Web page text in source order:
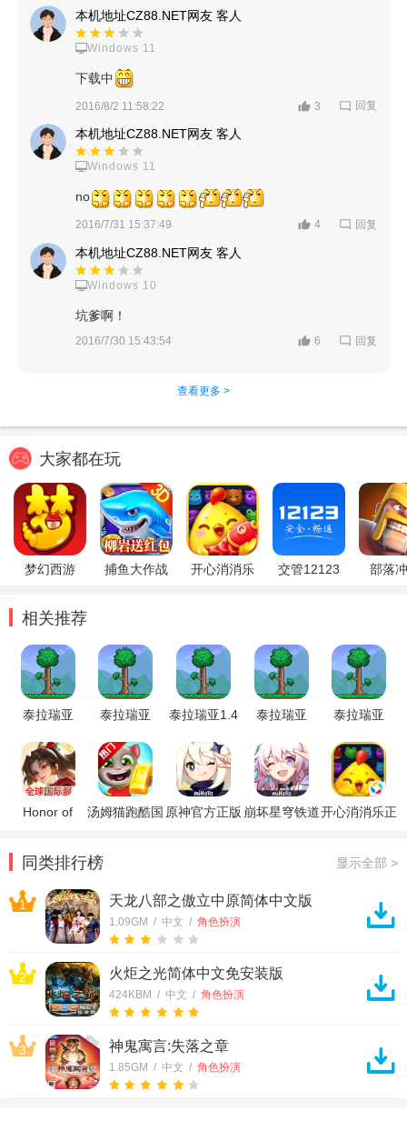
本机地址CZ88.NET网友 客人
Windows 11
下载中
2016/8/2 11:58:22 3 回复
本机地址CZ88.NET网友 客人
Windows 11
no
2016/7/31 15:37:49 4 回复
本机地址CZ88.NET网友 客人
Windows 10
坑爹啊！
2016/7/30 15:43:54 6 回复
查看更多 >
大家都在玩
梦幻西游 捕鱼大作战 开心消消乐 交管12123 部落
相关推荐
泰拉瑞亚
版(Terraria)
泰拉瑞亚
泰拉瑞亚1.4
(Terraria)
泰拉瑞亚
资源版
泰拉瑞亚
版
Honor of
汤姆猫跑酷国 原神官方正版 崩坏星穹铁道开心消消乐正
同类排行榜 显示全部 >
1 天龙八部之傲立中原简体中文版
1.09GM / 中文 / 角色扮演
2 火炬之光简体中文免安装版
424KBM / 中文 / 角色扮演
3 神鬼寓言:失落之章
1.85GM / 中文 / 角色扮演